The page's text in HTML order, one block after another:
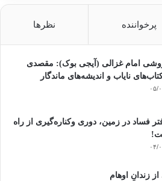
پرخواننده نظرها
امام غزالی (آیجی بوک): مقصدی
نایاب و اندیشه‌های ماندگار
۱۹
فساد در زمین‌، دوری وکناره‌گیری از راه
۰۳
زندانِ اوهام